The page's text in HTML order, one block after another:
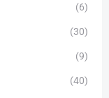
(6)
(30)
(9)
(40)